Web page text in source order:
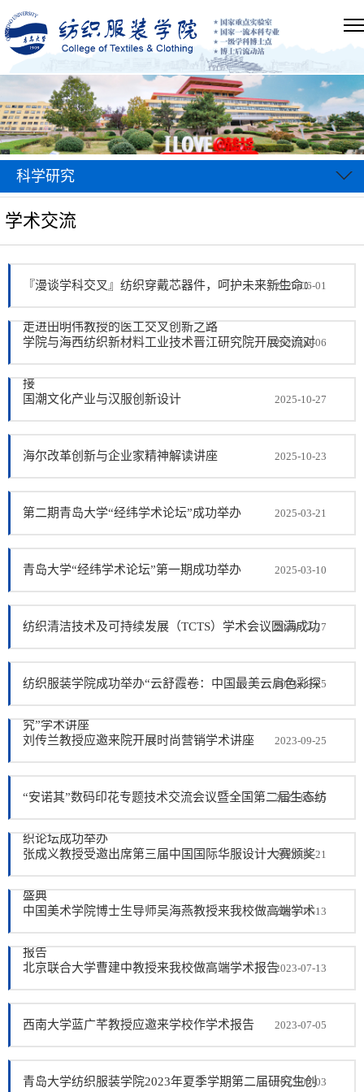
科学研究
学术交流
『漫谈学科交叉』纺织穿戴芯器件，呵护未来新生命：
走进田明伟教授的医工交叉创新之路
2026-06-01
学院与海西纺织新材料工业技术晋江研究院开展交流对
接
2026-02-06
国潮文化产业与汉服创新设计 2025-10-27
海尔改革创新与企业家精神解读讲座 2025-10-23
第二期青岛大学“经纬学术论坛”成功举办 2025-03-21
青岛大学“经纬学术论坛”第一期成功举办 2025-03-10
纺织清洁技术及可持续发展（TCTS）学术会议圆满成功
2024-12-27
纺织服装学院成功举办“云舒霞卷：中国最美云肩色彩探
究”学术讲座
2023-09-25
刘传兰教授应邀来院开展时尚营销学术讲座 2023-09-25
“安诺其”数码印花专题技术交流会议暨全国第二届生态纺
织论坛成功举办
2023-09-25
张成义教授受邀出席第三届中国国际华服设计大赛颁奖
盛典
2023-09-21
中国美术学院博士生导师吴海燕教授来我校做高端学术
报告
2023-07-13
北京联合大学曹建中教授来我校做高端学术报告2023-07-13
西南大学蓝广芊教授应邀来学校作学术报告 2023-07-05
青岛大学纺织服装学院2023年夏季学期第二届研究生创
2023-07-03